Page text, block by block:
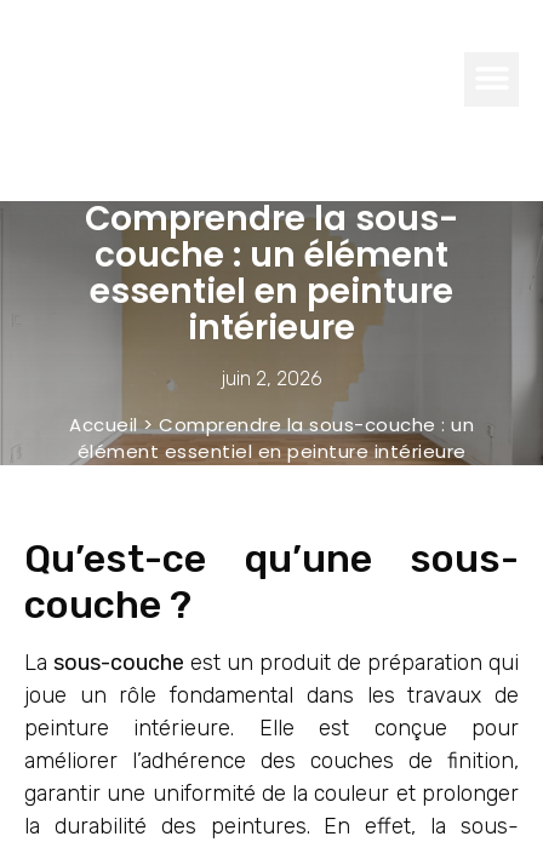
Comprendre la sous-
couche : un élément
essentiel en peinture
intérieure
juin 2, 2026
Accueil>Comprendre la sous-couche : un
élément essentiel en peinture intérieure
Qu’est-ce qu’une sous-
couche ?
La sous-couche est un produit de préparation qui
joue un rôle fondamental dans les travaux de
peinture intérieure. Elle est conçue pour
améliorer l’adhérence des couches de finition,
garantir une uniformité de la couleur et prolonger
la durabilité des peintures. En effet, la sous-